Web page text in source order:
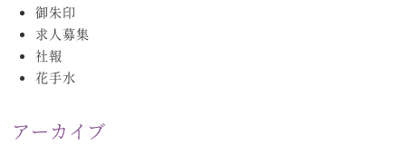
御朱印
求人募集
社報
花手水
アーカイブ